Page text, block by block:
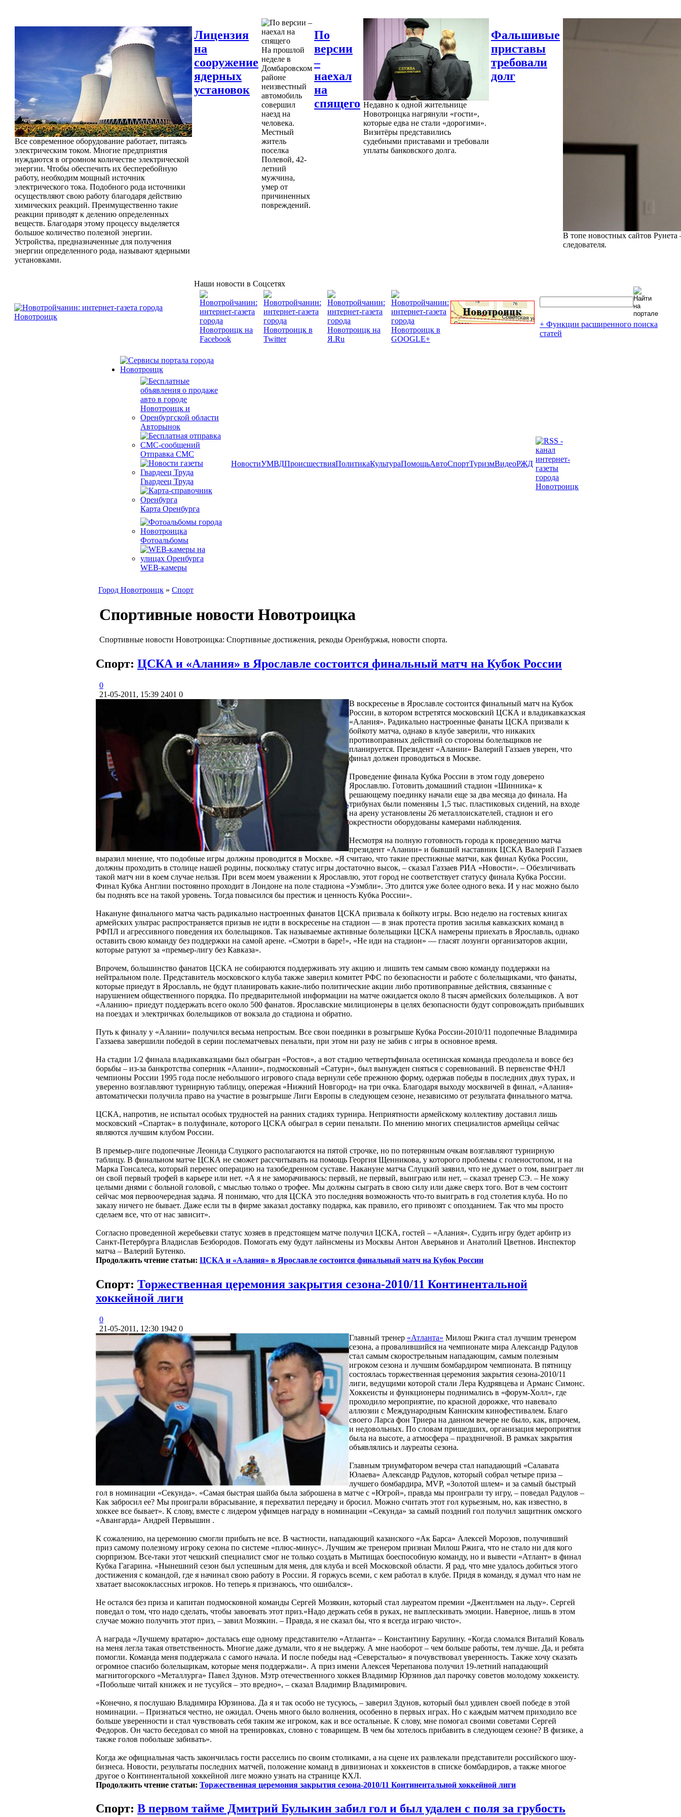
Все современное оборудование работает, питаясь
электрическим током. Многие предприятия
нуждаются в огромном количестве электрической
энергии. Чтобы обеспечить их бесперебойную
работу, необходим мощный источник
электрического тока. Подобного рода источники
осуществляют свою работу благодаря действию
химических реакций. Преимущественно такие
реакции приводят к делению определенных
веществ. Благодаря этому процессу выделяется
большое количество полезной энергии.
Устройства, предназначенные для получения
энергии определенного рода, называют ядерными
установками.
Лицензия
на
сооружение
ядерных
установок
На прошлой
неделе в
Домбаровском
районе
неизвестный
автомобиль
совершил
наезд на
человека.
Местный
житель
поселка
Полевой, 42-
летний
мужчина,
умер от
причиненных
повреждений.
По
версии
–
наехал
на
спящего Недавно к одной жительнице
Новотроицка нагрянули «гости»,
которые едва не стали «дорогими».
Визитёры представились
судебными приставами и требовали
уплаты банковского долга.
Фальшивые
приставы
требовали
долг
В топе новостных сайтов Рунета
следователя.
Наши новости в Соцсетях
+ Функции расширенного поиска
статей
Авторынок
Отправка СМС
Гвардеец Труда
Карта Оренбурга
Фотоальбомы
WEB-камеры
НовостиУМВДПроисшествияПолитикаКультураПомощьАвтоСпортТуризмВидеоРЖД
Город Новотроицк » Спорт
Спортивные новости Новотроицка
Спортивные новости Новотроицка: Спортивные достижения, рекоды Оренбуржья, новости спорта.
Спорт: ЦСКА и «Алания» в Ярославле состоится финальный матч на Кубок России
0
21-05-2011, 15:39 2401 0
В воскресенье в Ярославле состоится финальный матч на Кубок
России, в котором встретятся московский ЦСКА и владикавказская
«Алания». Радикально настроенные фанаты ЦСКА призвали к
бойкоту матча, однако в клубе заверили, что никаких
противоправных действий со стороны болельщиков не
планируется. Президент «Алании» Валерий Газзаев уверен, что
финал должен проводиться в Москве.
Проведение финала Кубка России в этом году доверено
Ярославлю. Готовить домашний стадион «Шинника» к
решающему поединку начали еще за два месяца до финала. На
трибунах были поменяны 1,5 тыс. пластиковых сидений, на входе
на арену установлены 26 металлоискателей, стадион и его
окрестности оборудованы камерами наблюдения.
Несмотря на полную готовность города к проведению матча
президент «Алании» и бывший наставник ЦСКА Валерий Газзаев
выразил мнение, что подобные игры должны проводится в Москве. «Я считаю, что такие престижные матчи, как финал Кубка России,
должны проходить в столице нашей родины, поскольку статус игры достаточно высок, – сказал Газзаев РИА «Новости». – Обезличивать
такой матч ни в коем случае нельзя. При всем моем уважении к Ярославлю, этот город не соответствует статусу финала Кубка России.
Финал Кубка Англии постоянно проходит в Лондоне на поле стадиона «Уэмбли». Это длится уже более одного века. И у нас можно было
бы поднять все на такой уровень. Тогда повысился бы престиж и ценность Кубка России».
Накануне финального матча часть радикально настроенных фанатов ЦСКА призвала к бойкоту игры. Всю неделю на гостевых книгах
армейских ультрас распространяется призыв не идти в воскресенье на стадион — в знак протеста против засилья кавказских команд в
РФПЛ и агрессивного поведения их болельщиков. Так называемые активные болельщики ЦСКА намерены приехать в Ярославль, однако
оставить свою команду без поддержки на самой арене. «Смотри в баре!», «Не иди на стадион» — гласят лозунги организаторов акции,
которые ратуют за «премьер-лигу без Кавказа».
Впрочем, большинство фанатов ЦСКА не собираются поддерживать эту акцию и лишить тем самым свою команду поддержки на
нейтральном поле. Представитель московского клуба также заверил комитет РФС по безопасности и работе с болельщиками, что фанаты,
которые приедут в Ярославль, не будут планировать какие-либо политические акции либо противоправные действия, связанные с
нарушением общественного порядка. По предварительной информации на матче ожидается около 8 тысяч армейских болельщиков. А вот
«Аланию» приедут поддержать всего около 500 фанатов. Ярославские милиционеры в целях безопасности будут сопровождать прибывших
на поездах и электричках болельщиков от вокзала до стадиона и обратно.
Путь к финалу у «Алании» получился весьма непростым. Все свои поединки в розыгрыше Кубка России-2010/11 подопечные Владимира
Газзаева завершили победой в серии послематчевых пенальти, при этом ни разу не забив с игры в основное время.
На стадии 1/2 финала владикавказцами был обыгран «Ростов», а вот стадию четвертьфинала осетинская команда преодолела и вовсе без
борьбы – из-за банкротства соперник «Алании», подмосковный «Сатурн», был вынужден сняться с соревнований. В первенстве ФНЛ
чемпионы России 1995 года после небольшого игрового спада вернули себе прежнюю форму, одержав победы в последних двух турах, и
уверенно возглавляют турнирную таблицу, опережая «Нижний Новгород» на три очка. Благодаря выходу москвичей в финал, «Алания»
автоматически получила право на участие в розыгрыше Лиги Европы в следующем сезоне, независимо от результата финального матча.
ЦСКА, напротив, не испытал особых трудностей на ранних стадиях турнира. Неприятности армейскому коллективу доставил лишь
московский «Спартак» в полуфинале, которого ЦСКА обыграл в серии пенальти. По мнению многих специалистов армейцы сейчас
являются лучшим клубом России.
В премьер-лиге подопечные Леонида Слуцкого располагаются на пятой строчке, но по потерянным очкам возглавляют турнирную
таблицу. В финальном матче ЦСКА не сможет рассчитывать на помощь Георгия Щенникова, у которого проблемы с голеностопом, и на
Марка Гонсалеса, который перенес операцию на тазобедренном суставе. Накануне матча Слуцкий заявил, что не думает о том, выиграет ли
он свой первый трофей в карьере или нет. «А я не заморачиваюсь: первый, не первый, выиграю или нет, – сказал тренер СЭ. – Не хожу
целыми днями с больной головой, с мыслью только о трофее. Мы должны сыграть в свою силу или даже сверх того. Вот в чем состоит
сейчас моя первоочередная задача. Я понимаю, что для ЦСКА это последняя возможность что-то выиграть в год столетия клуба. Но по
заказу ничего не бывает. Даже если ты в фирме заказал доставку подарка, как правило, его привозят с опозданием. Так что мы просто
сделаем все, что от нас зависит».
Согласно проведенной жеребьевки статус хозяев в предстоящем матче получил ЦСКА, гостей – «Алания». Судить игру будет арбитр из
Санкт-Петербурга Владислав Безбородов. Помогать ему будут лайнсмены из Москвы Антон Аверьянов и Анатолий Цветнов. Инспектор
матча – Валерий Бутенко.
Продолжить чтение статьи: ЦСКА и «Алания» в Ярославле состоится финальный матч на Кубок России
Спорт: Торжественная церемония закрытия сезона-2010/11 Континентальной
хоккейной лиги
0
21-05-2011, 12:30 1942 0
Главный тренер «Атланта» Милош Ржига стал лучшим тренером
сезона, а провалившийся на чемпионате мира Александр Радулов
стал самым скорострельным нападающим, самым полезным
игроком сезона и лучшим бомбардиром чемпионата. В пятницу
состоялась торжественная церемония закрытия сезона-2010/11
лиги, ведущими которой стали Лера Кудрявцева и Арманс Симонс.
Хоккеисты и функционеры поднимались в «форум-Холл», где
проходило мероприятие, по красной дорожке, что навевало
аллюзии с Международным Каннским кинофестивалем. Благо
своего Ларса фон Триера на данном вечере не было, как, впрочем,
и недовольных. По словам пришедших, организация мероприятия
была на высоте, а атмосфера – праздничной. В рамках закрытия
объявлялись и лауреаты сезона.
Главным триумфатором вечера стал нападающий «Салавата
Юлаева» Александр Радулов, который собрал четыре приза –
лучшего бомбардира, MVP, «Золотой шлем» и за самый быстрый
гол в номинации «Секунда». «Самая быстрая шайба была заброшена в матче с «Югрой», правда мы проиграли ту игру, – поведал Радулов –
Как забросил ее? Мы проиграли вбрасывание, я перехватил передачу и бросил. Можно считать этот гол курьезным, но, как известно, в
хоккее все бывает». К слову, вместе с лидером уфимцев награду в номинации «Секунда» за самый поздний гол получил защитник омского
«Авангарда» Андрей Первышин .
К сожалению, на церемонию смогли прибыть не все. В частности, нападающий казанского «Ак Барса» Алексей Морозов, получивший
приз самому полезному игроку сезона по системе «плюс-минус». Лучшим же тренером признан Милош Ржига, что не стало ни для кого
сюрпризом. Все-таки этот чешский специалист смог не только создать в Мытищах боеспособную команду, но и вывести «Атлант» в финал
Кубка Гагарина. «Нынешний сезон был успешным для меня, для клуба и всей Московской области. Я рад, что мне удалось добиться этого
достижения с командой, где я начинал свою работу в России. Я горжусь всеми, с кем работал в клубе. Придя в команду, я думал что нам не
хватает высококлассных игроков. Но теперь я признаюсь, что ошибался».
Не остался без приза и капитан подмосковной команды Сергей Мозякин, который стал лауреатом премии «Джентльмен на льду». Сергей
поведал о том, что надо сделать, чтобы завоевать этот приз.«Надо держать себя в руках, не выплескивать эмоции. Наверное, лишь в этом
случае можно получить этот приз, – завил Мозякин. – Правда, я не сказал бы, что я всегда играю чисто».
А награда «Лучшему вратарю» досталась еще одному представителю «Атланта» – Константину Барулину. «Когда сломался Виталий Коваль
на меня легла такая ответственность. Многие даже думали, что я не выдержу. А мне наоборот – чем больше работы, тем лучше. Да, и ребята
помогли. Команда меня поддержала с самого начала. И после победы над «Северсталью» я почувствовал уверенность. Также хочу сказать
огромное спасибо болельщикам, которые меня поддержали». А приз имени Алексея Черепанова получил 19-летний нападающий
магнитогорского «Металлурга» Павел Здунов. Мэтр отечественного хоккея Владимир Юрзинов дал парочку советов молодому хоккеисту.
«Побольше читай книжек и не тусуйся – это вредно», – сказал Владимир Владимирович.
«Конечно, я послушаю Владимира Юрзинова. Да я и так особо не тусуюсь, – заверил Здунов, который был удивлен своей победе в этой
номинации. – Признаться честно, не ожидал. Очень много было волнения, особенно в первых играх. Но с каждым матчем приходило все
больше уверенности и стал чувствовать себя таким же игроком, как и все остальные. К слову, мне помогал своими советами Сергей
Федоров. Он часто беседовал со мной на тренировках, словно с товарищем. В чем бы хотелось прибавить в следующем сезоне? В физике, а
также голов побольше забивать».
Когда же официальная часть закончилась гости расселись по своим столиками, а на сцене их развлекали представители российского шоу-
бизнеса. Новости, результаты последних матчей, положение команд в дивизионах и хоккеистов в списке бомбардиров, а также многое
другое о Континентальной хоккейной лиге можно узнать на странице КХЛ.
Продолжить чтение статьи: Торжественная церемония закрытия сезона-2010/11 Континентальной хоккейной лиги
Спорт: В первом тайме Дмитрий Булыкин забил гол и был удален с поля за грубость